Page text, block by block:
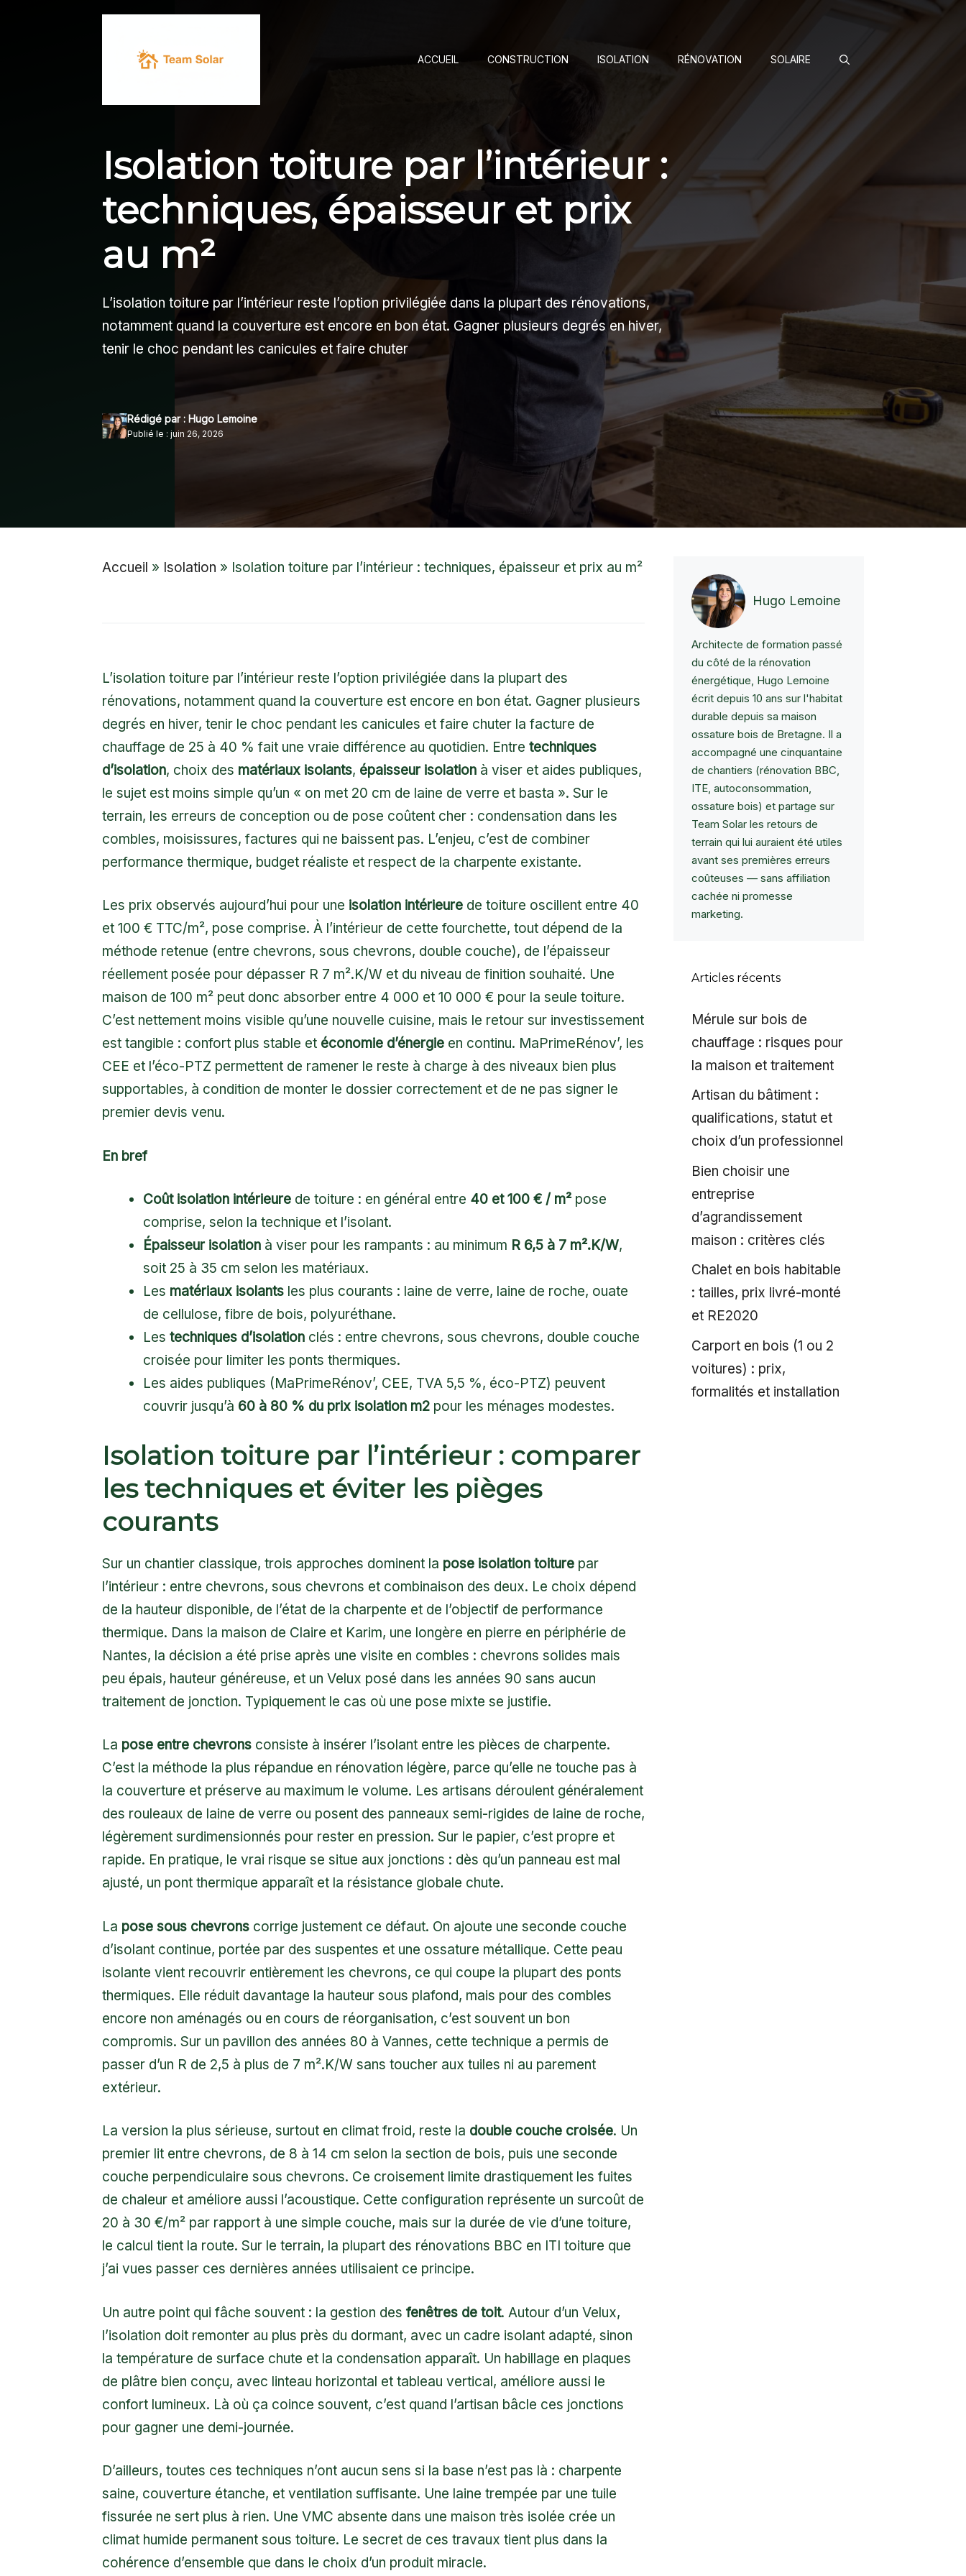
ACCUEIL CONSTRUCTION ISOLATION RÉNOVATION SOLAIRE
Isolation toiture par l’intérieur :
techniques, épaisseur et prix
au m²
L’isolation toiture par l’intérieur reste l’option privilégiée dans la plupart des rénovations,
notamment quand la couverture est encore en bon état. Gagner plusieurs degrés en hiver,
tenir le choc pendant les canicules et faire chuter
Rédigé par : Hugo Lemoine
Publié le : juin 26, 2026
Accueil » Isolation » Isolation toiture par l’intérieur : techniques, épaisseur et prix au m²
L’isolation toiture par l’intérieur reste l’option privilégiée dans la plupart des
rénovations, notamment quand la couverture est encore en bon état. Gagner plusieurs
degrés en hiver, tenir le choc pendant les canicules et faire chuter la facture de
chauffage de 25 à 40 % fait une vraie différence au quotidien. Entre techniques
d’isolation, choix des matériaux isolants, épaisseur isolation à viser et aides publiques,
le sujet est moins simple qu’un « on met 20 cm de laine de verre et basta ». Sur le
terrain, les erreurs de conception ou de pose coûtent cher : condensation dans les
combles, moisissures, factures qui ne baissent pas. L’enjeu, c’est de combiner
performance thermique, budget réaliste et respect de la charpente existante.
Les prix observés aujourd’hui pour une isolation intérieure de toiture oscillent entre 40
et 100 € TTC/m², pose comprise. À l’intérieur de cette fourchette, tout dépend de la
méthode retenue (entre chevrons, sous chevrons, double couche), de l’épaisseur
réellement posée pour dépasser R 7 m².K/W et du niveau de finition souhaité. Une
maison de 100 m² peut donc absorber entre 4 000 et 10 000 € pour la seule toiture.
C’est nettement moins visible qu’une nouvelle cuisine, mais le retour sur investissement
est tangible : confort plus stable et économie d’énergie en continu. MaPrimeRénov’, les
CEE et l’éco-PTZ permettent de ramener le reste à charge à des niveaux bien plus
supportables, à condition de monter le dossier correctement et de ne pas signer le
premier devis venu.
En bref
Coût isolation intérieure de toiture : en général entre 40 et 100 € / m² pose
comprise, selon la technique et l’isolant.
Épaisseur isolation à viser pour les rampants : au minimum R 6,5 à 7 m².K/W,
soit 25 à 35 cm selon les matériaux.
Les matériaux isolants les plus courants : laine de verre, laine de roche, ouate
de cellulose, fibre de bois, polyuréthane.
Les techniques d’isolation clés : entre chevrons, sous chevrons, double couche
croisée pour limiter les ponts thermiques.
Les aides publiques (MaPrimeRénov’, CEE, TVA 5,5 %, éco-PTZ) peuvent
couvrir jusqu’à 60 à 80 % du prix isolation m2 pour les ménages modestes.
Isolation toiture par l’intérieur : comparer
les techniques et éviter les pièges
courants
Sur un chantier classique, trois approches dominent la pose isolation toiture par
l’intérieur : entre chevrons, sous chevrons et combinaison des deux. Le choix dépend
de la hauteur disponible, de l’état de la charpente et de l’objectif de performance
thermique. Dans la maison de Claire et Karim, une longère en pierre en périphérie de
Nantes, la décision a été prise après une visite en combles : chevrons solides mais
peu épais, hauteur généreuse, et un Velux posé dans les années 90 sans aucun
traitement de jonction. Typiquement le cas où une pose mixte se justifie.
La pose entre chevrons consiste à insérer l’isolant entre les pièces de charpente.
C’est la méthode la plus répandue en rénovation légère, parce qu’elle ne touche pas à
la couverture et préserve au maximum le volume. Les artisans déroulent généralement
des rouleaux de laine de verre ou posent des panneaux semi-rigides de laine de roche,
légèrement surdimensionnés pour rester en pression. Sur le papier, c’est propre et
rapide. En pratique, le vrai risque se situe aux jonctions : dès qu’un panneau est mal
ajusté, un pont thermique apparaît et la résistance globale chute.
La pose sous chevrons corrige justement ce défaut. On ajoute une seconde couche
d’isolant continue, portée par des suspentes et une ossature métallique. Cette peau
isolante vient recouvrir entièrement les chevrons, ce qui coupe la plupart des ponts
thermiques. Elle réduit davantage la hauteur sous plafond, mais pour des combles
encore non aménagés ou en cours de réorganisation, c’est souvent un bon
compromis. Sur un pavillon des années 80 à Vannes, cette technique a permis de
passer d’un R de 2,5 à plus de 7 m².K/W sans toucher aux tuiles ni au parement
extérieur.
La version la plus sérieuse, surtout en climat froid, reste la double couche croisée. Un
premier lit entre chevrons, de 8 à 14 cm selon la section de bois, puis une seconde
couche perpendiculaire sous chevrons. Ce croisement limite drastiquement les fuites
de chaleur et améliore aussi l’acoustique. Cette configuration représente un surcoût de
20 à 30 €/m² par rapport à une simple couche, mais sur la durée de vie d’une toiture,
le calcul tient la route. Sur le terrain, la plupart des rénovations BBC en ITI toiture que
j’ai vues passer ces dernières années utilisaient ce principe.
Un autre point qui fâche souvent : la gestion des fenêtres de toit. Autour d’un Velux,
l’isolation doit remonter au plus près du dormant, avec un cadre isolant adapté, sinon
la température de surface chute et la condensation apparaît. Un habillage en plaques
de plâtre bien conçu, avec linteau horizontal et tableau vertical, améliore aussi le
confort lumineux. Là où ça coince souvent, c’est quand l’artisan bâcle ces jonctions
pour gagner une demi-journée.
D’ailleurs, toutes ces techniques n’ont aucun sens si la base n’est pas là : charpente
saine, couverture étanche, et ventilation suffisante. Une laine trempée par une tuile
fissurée ne sert plus à rien. Une VMC absente dans une maison très isolée crée un
climat humide permanent sous toiture. Le secret de ces travaux tient plus dans la
cohérence d’ensemble que dans le choix d’un produit miracle.
Hugo Lemoine
Architecte de formation passé
du côté de la rénovation
énergétique, Hugo Lemoine
écrit depuis 10 ans sur l'habitat
durable depuis sa maison
ossature bois de Bretagne. Il a
accompagné une cinquantaine
de chantiers (rénovation BBC,
ITE, autoconsommation,
ossature bois) et partage sur
Team Solar les retours de
terrain qui lui auraient été utiles
avant ses premières erreurs
coûteuses — sans affiliation
cachée ni promesse
marketing.
Articles récents
Mérule sur bois de
chauffage : risques pour
la maison et traitement
Artisan du bâtiment :
qualifications, statut et
choix d’un professionnel
Bien choisir une
entreprise
d’agrandissement
maison : critères clés
Chalet en bois habitable
: tailles, prix livré-monté
et RE2020
Carport en bois (1 ou 2
voitures) : prix,
formalités et installation